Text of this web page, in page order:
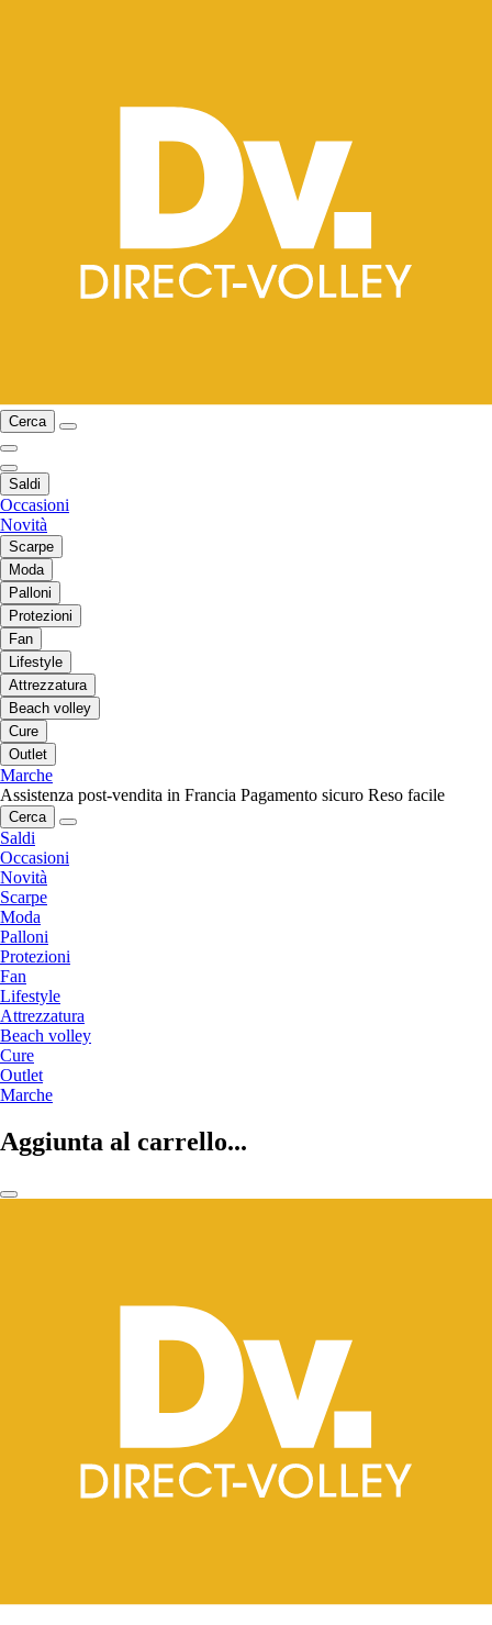
Cerca
Saldi
Occasioni
Novità
Scarpe
Moda
Palloni
Protezioni
Fan
Lifestyle
Attrezzatura
Beach volley
Cure
Outlet
Marche
Assistenza post-vendita in Francia Pagamento sicuro Reso facile
Cerca
Saldi
Occasioni
Novità
Scarpe
Moda
Palloni
Protezioni
Fan
Lifestyle
Attrezzatura
Beach volley
Cure
Outlet
Marche
Aggiunta al carrello...